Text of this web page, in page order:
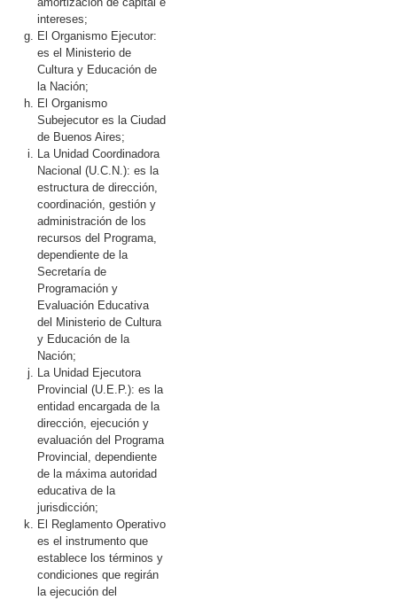
intereses;
El Organismo Ejecutor:
es el Ministerio de
Cultura y Educación de
la Nación;
El Organismo
Subejecutor es la Ciudad
de Buenos Aires;
La Unidad Coordinadora
Nacional (U.C.N.): es la
estructura de dirección,
coordinación, gestión y
administración de los
recursos del Programa,
dependiente de la
Secretaría de
Programación y
Evaluación Educativa
del Ministerio de Cultura
y Educación de la
Nación;
La Unidad Ejecutora
Provincial (U.E.P.): es la
entidad encargada de la
dirección, ejecución y
evaluación del Programa
Provincial, dependiente
de la máxima autoridad
educativa de la
jurisdicción;
El Reglamento Operativo
es el instrumento que
establece los términos y
condiciones que regirán
la ejecución del